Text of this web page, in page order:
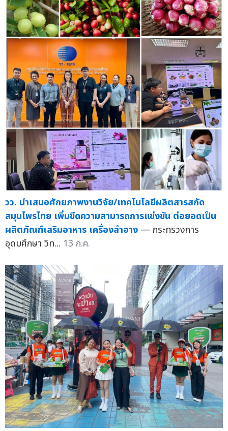
วว. นำเสนอศักยภาพงานวิจัย/เทคโนโลยีผลิตสารสกัด
สมุนไพรไทย เพิ่มขีดความสามารถการแข่งขัน ต่อยอดเป็น
ผลิตภัณฑ์เสริมอาหาร เครื่องสำอาง — กระทรวงการ
อุดมศึกษา วิท... 13 ก.ค.